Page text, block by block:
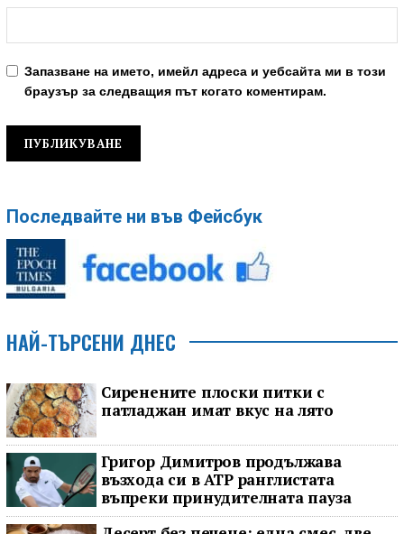
Запазване на името, имейл адреса и уебсайта ми в този
браузър за следващия път когато коментирам.
Последвайте ни във Фейсбук
НАЙ-ТЪРСЕНИ ДНЕС
Сиренените плоски питки с
патладжан имат вкус на лято
Григор Димитров продължава
възхода си в ATP ранглистата
въпреки принудителната пауза